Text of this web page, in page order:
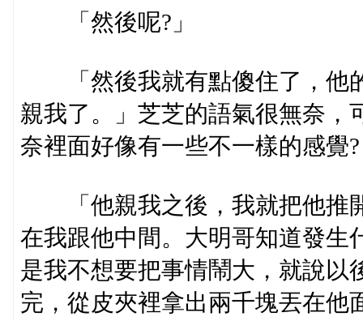
「然後呢?」
「然後我就有點傻住了，他
親我了。」芝芝的語氣很無奈，
奈裡面好像有一些不一樣的感覺?
「他親我之後，我就把他推
在我跟他中間。大明哥知道發生
是我不想要把事情鬧大，就說以
完，從皮夾裡拿出兩千塊丟在他